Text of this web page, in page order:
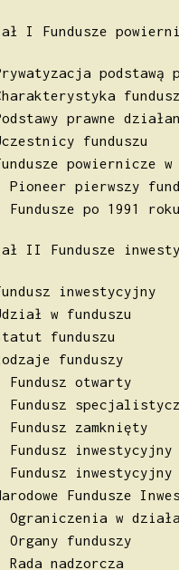
I Fundusze
podstawą
prawne
funduszu
powiernicze w
pierwszy
po 1991 roku
II Fundusze
inwestycyjny
w funduszu
funduszu
funduszy
otwarty
Fundusz
zamknięty
inwestycyjny
Fundusze
w
funduszy
nadzorcza